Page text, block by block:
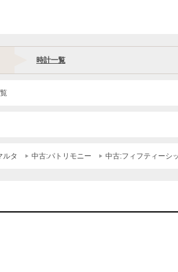
時計一覧
ルタ 中古:パトリモニー 中古:フィフティーシ